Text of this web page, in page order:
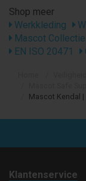
Shop meer
Werkkleding
Mascot Collectie
EN ISO 20471
Mascot Kendal
Klantenservice